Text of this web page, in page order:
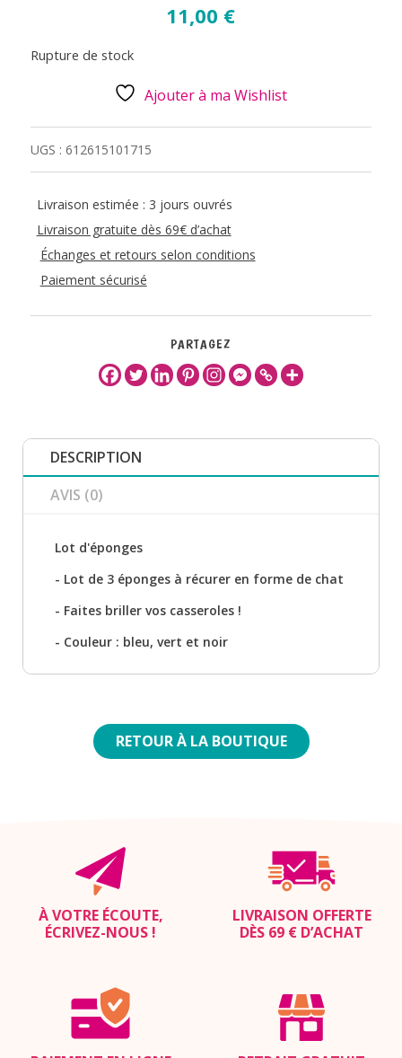
11,00 €
Rupture de stock
Ajouter à ma Wishlist
UGS : 612615101715
Livraison estimée : 3 jours ouvrés
Livraison gratuite dès 69€ d’achat
Échanges et retours selon conditions
Paiement sécurisé
PARTAGEZ
DESCRIPTION
AVIS (0)
Lot d'éponges
- Lot de 3 éponges à récurer en forme de chat
- Faites briller vos casseroles !
- Couleur : bleu, vert et noir
RETOUR À LA BOUTIQUE
À VOTRE ÉCOUTE,
ÉCRIVEZ-NOUS !
LIVRAISON OFFERTE
DÈS 69 € D’ACHAT